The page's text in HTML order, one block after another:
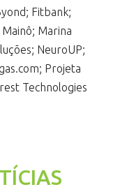
Fitbank;
Marina
NeuroUP;
Projeta
Technologies